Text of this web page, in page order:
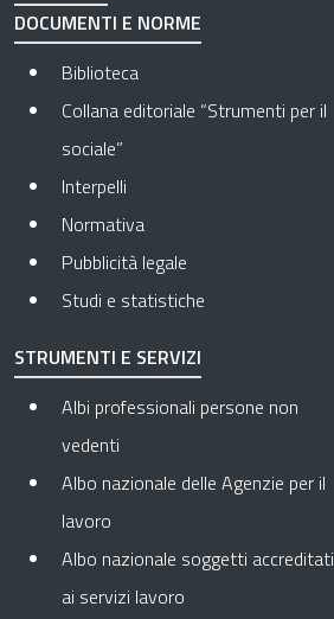
DOCUMENTI E NORME
Biblioteca
Collana editoriale “Strumenti per il
sociale”
Interpelli
Normativa
Pubblicità legale
Studi e statistiche
STRUMENTI E SERVIZI
Albi professionali persone non
vedenti
Albo nazionale delle Agenzie per il
lavoro
Albo nazionale soggetti accreditati
ai servizi lavoro